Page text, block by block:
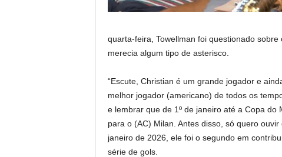
quarta-feira, Towellman foi questionado
merecia algum tipo de asterisco.
“Escute, Christian é um grande jogador e
melhor jogador (americano) de todos os
e lembrar que de 1º de janeiro até a Copa
para o (AC) Milan. Antes disso, só quero
janeiro de 2026, ele foi o segundo em
série de gols.